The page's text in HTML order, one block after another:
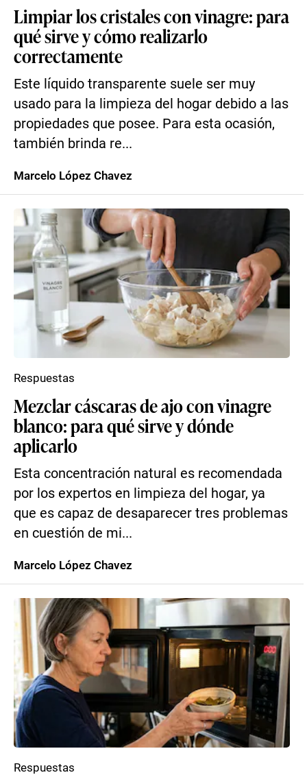
Limpiar los cristales con vinagre: para
qué sirve y cómo realizarlo
correctamente
Este líquido transparente suele ser muy
usado para la limpieza del hogar debido a las
propiedades que posee. Para esta ocasión,
también brinda re...
Marcelo López Chavez
Mezclar cáscaras de ajo con vinagre
blanco: para qué sirve y dónde
aplicarlo
Esta concentración natural es recomendada
por los expertos en limpieza del hogar, ya
que es capaz de desaparecer tres problemas
en cuestión de mi...
Respuestas
Marcelo López Chavez
Respuestas